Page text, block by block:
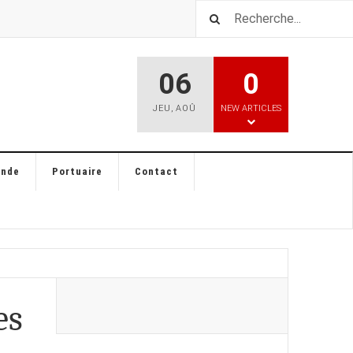
06
JEU ,AOÛ
0
NEW ARTICLES
Portuaire Contact